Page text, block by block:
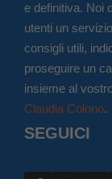
e definitiva. Noi
utenti un
consigli utili,
proseguire un
insieme al
Claudia Colono.
SEGUICI